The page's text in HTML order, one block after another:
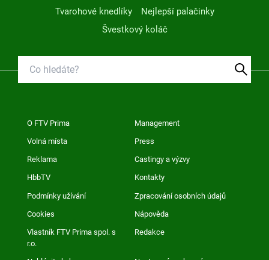
Tvarohové knedlíky
Nejlepší palačinky
Švestkový koláč
O FTV Prima Management
Volná místa Press
Reklama Castingy a výzvy
HbbTV Kontakty
Podmínky užívání Zpracování osobních údajů
Cookies Nápověda
Vlastník FTV Prima spol. s
r.o.
Redakce